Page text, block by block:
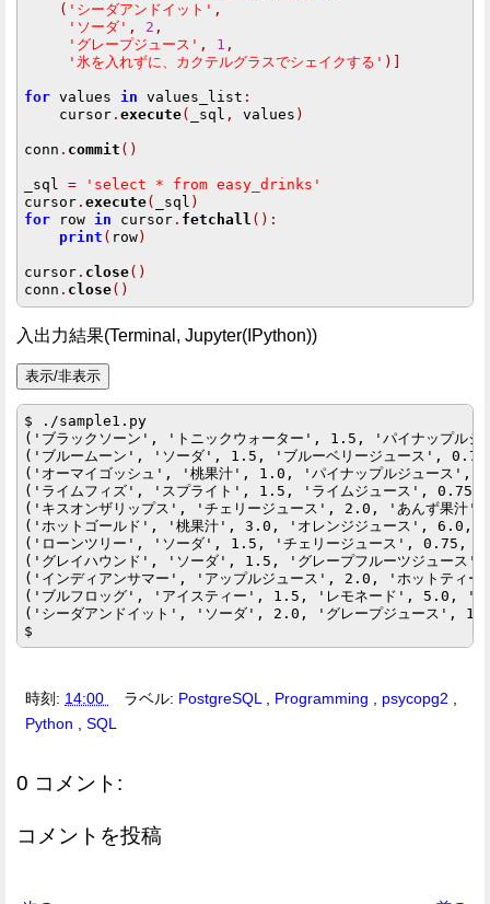
( 'シーダアンドイット' ,
'ソーダ' , 2 ,
'グレープジュース' , 1 ,
'氷を入れずに、カクテルグラスでシェイクする' )]
for values in values_list :
    cursor
.execute( _sql , values )
conn . commit ()
_sql =
'select * from easy_drinks'
cursor .execute( _sql )
for row in cursor . fetchall ():
print ( row)
cursor . close()
conn . close()
入出力結果(Terminal, Jupyter(IPython))
$ ./sample1.py
('ブラックソーン', 'トニックウォーター', 1.5, 'パイナップルジ
('ブルームーン', 'ソーダ', 1.5, 'ブルーベリージュース', 0.75, '氷
('オーマイゴッシュ', '桃果汁', 1.0, 'パイナップルジュース',
('ライムフィズ', 'スプライト', 1.5, 'ライムジュース', 0.75, '氷
('キスオンザリップス', 'チェリージュース', 2.0, 'あんず果汁',
('ホットゴールド', '桃果汁', 3.0, 'オレンジジュース', 6.0, '熟し
('ローンツリー', 'ソーダ', 1.5, 'チェリージュース', 0.75, '氷と
('グレイハウンド', 'ソーダ', 1.5, 'グレープフルーツジュース',
('インディアンサマー', 'アップルジュース', 2.0, 'ホットティー
('ブルフロッグ', 'アイスティー', 1.5, 'レモネード', 5.0, '氷の
('シーダアンドイット', 'ソーダ', 2.0, 'グレープジュース', 1.0, '
時刻: 14:00 ラベル: PostgreSQL Programming psycopg2
Python
SQL
0 コメント:
コメントを投稿